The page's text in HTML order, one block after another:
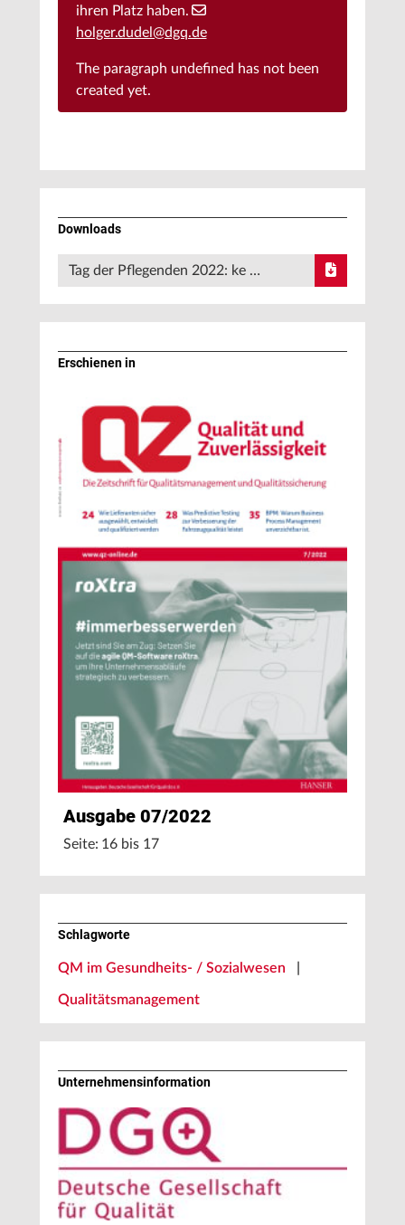
ihren Platz haben.
holger.dudel@dgq.de
The paragraph undefined has not been
created yet.
Downloads
Tag der Pflegenden 2022: ke …
Erschienen in
Ausgabe 07/2022
Seite: 16 bis 17
Schlagworte
QM im Gesundheits- / Sozialwesen
Qualitätsmanagement
Unternehmens­information